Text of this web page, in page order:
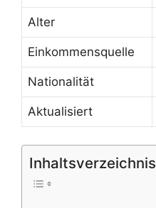
Alter
Einkommensquelle
Nationalität
Aktualisiert
Inhaltsverzeichnis